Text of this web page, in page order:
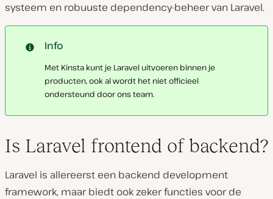
systeem en robuuste dependency-beheer van Laravel.
Info
Met Kinsta kunt je Laravel uitvoeren binnen je
producten, ook al wordt het niet officieel
ondersteund door ons team.
Is Laravel frontend of backend?
Laravel is allereerst een backend development
framework, maar biedt ook zeker functies voor de